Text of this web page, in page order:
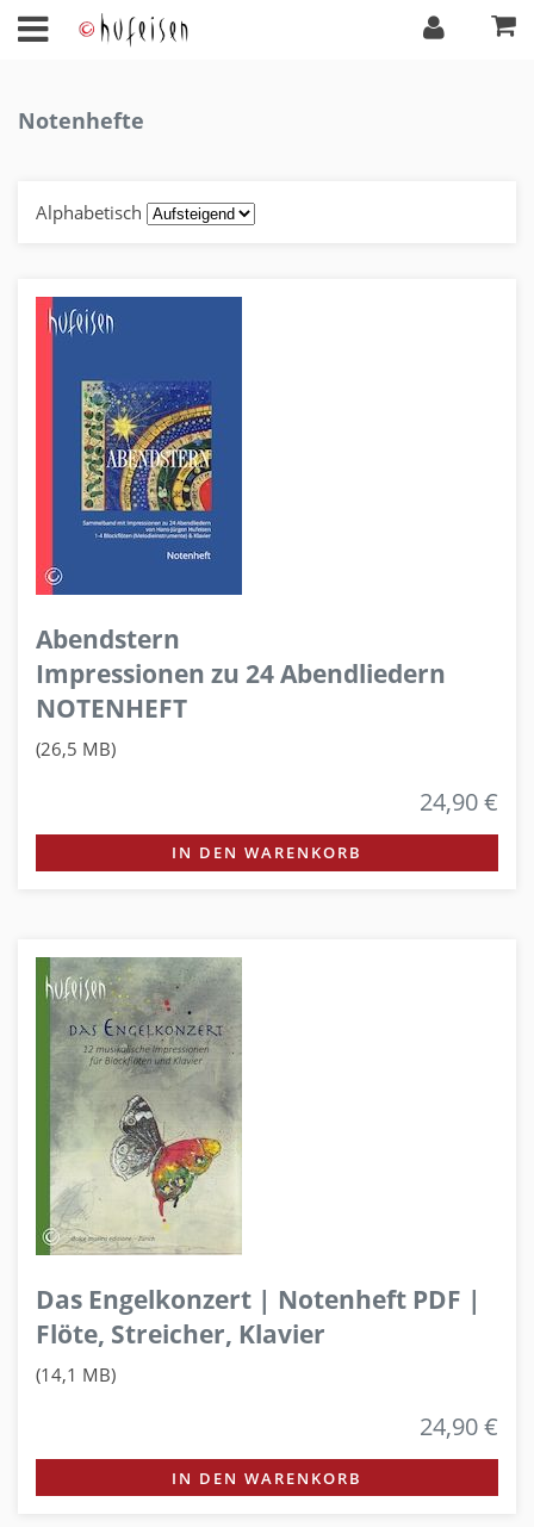
Notenhefte
Alphabetisch
Abendstern
Impressionen zu 24 Abendliedern
NOTENHEFT
(26,5 MB)
24,90 €
IN DEN WARENKORB
Das Engelkonzert | Notenheft PDF |
Flöte, Streicher, Klavier
(14,1 MB)
24,90 €
IN DEN WARENKORB